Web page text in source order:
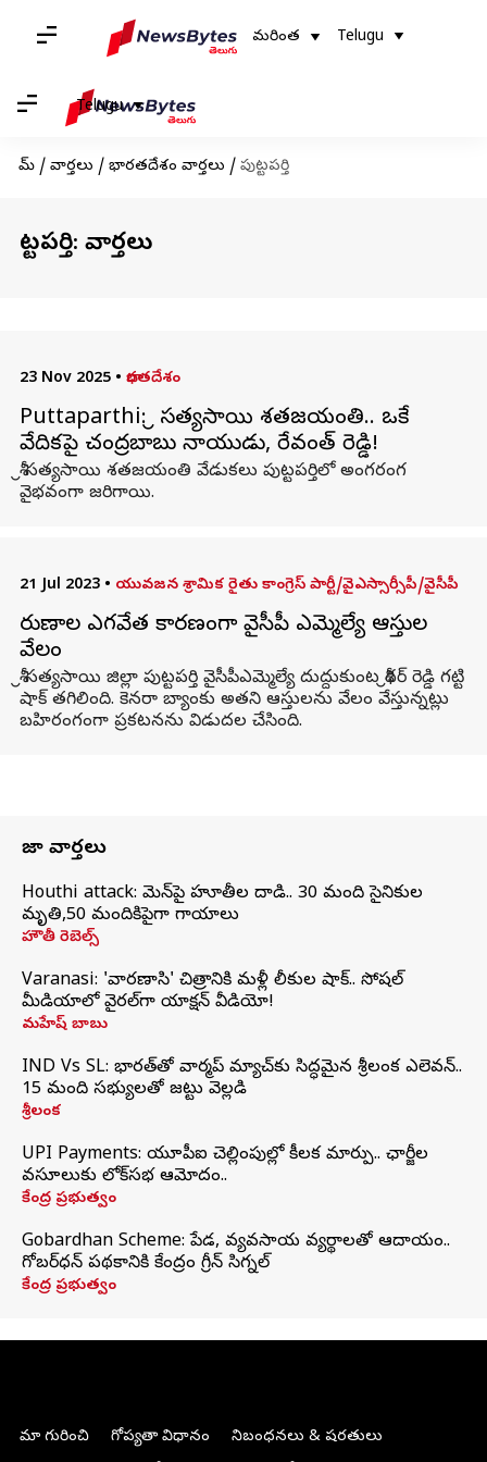
మరింత Telugu
Telugu
హోమ్ / వార్తలు / భారతదేశం వార్తలు / పుట్టపర్తి
పుట్టపర్తి: వార్తలు
23 Nov 2025 • భారతదేశం
Puttaparthi: శ్రీ సత్యసాయి శతజయంతి.. ఒకే
వేదికపై చంద్రబాబు నాయుడు, రేవంత్ రెడ్డి!
శ్రీ సత్యసాయి శతజయంతి వేడుకలు పుట్టపర్తిలో అంగరంగ
వైభవంగా జరిగాయి.
21 Jul 2023 • యువజన శ్రామిక రైతు కాంగ్రెస్ పార్టీ/వైఎస్సార్సీపీ/వైసీపీ
రుణాల ఎగవేత కారణంగా వైసీపీ ఎమ్మెల్యే ఆస్తుల
వేలం
శ్రీ సత్యసాయి జిల్లా పుట్టపర్తి వైసీపీఎమ్మెల్యే దుద్దుకుంట శ్రీధర్ రెడ్డి గట్టి
షాక్ తగిలింది. కెనరా బ్యాంకు అతని ఆస్తులను వేలం వేస్తున్నట్లు
బహిరంగంగా ప్రకటనను విడుదల చేసింది.
తాజా వార్తలు
Houthi attack: యెమెన్‌పై హూతీల దాడి.. 30 మంది సైనికుల
మృతి,50 మందికిపైగా గాయాలు
హౌతీ రెబెల్స్
Varanasi: 'వారణాసి' చిత్రానికి మళ్లీ లీకుల షాక్.. సోషల్
మీడియాలో వైరల్‌గా యాక్షన్ వీడియో!
మహేష్ బాబు
IND Vs SL: భారత్‌తో వార్మప్‌ మ్యాచ్‌కు సిద్ధమైన శ్రీలంక ఎలెవన్..
15 మంది సభ్యులతో జట్టు వెల్లడి
శ్రీలంక
UPI Payments: యూపీఐ చెల్లింపుల్లో కీలక మార్పు.. ఛార్జీల
వసూలుకు లోక్‌సభ ఆమోదం..
కేంద్ర ప్రభుత్వం
Gobardhan Scheme: పేడ, వ్యవసాయ వ్యర్థాలతో ఆదాయం..
గోబర్‌ధన్ పథకానికి కేంద్రం గ్రీన్ సిగ్నల్
కేంద్ర ప్రభుత్వం
మా గురించి గోప్యతా విధానం
నిబంధనలు & షరతులు